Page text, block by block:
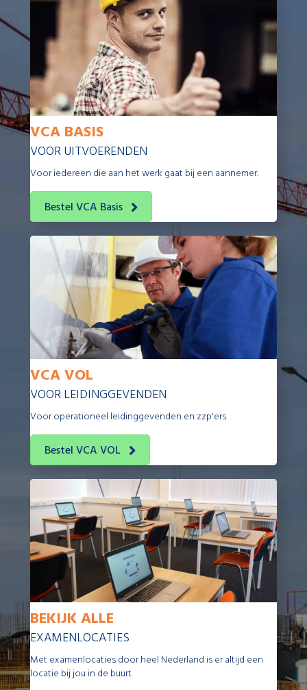
VCA BASIS
VOOR UITVOERENDEN
Voor iedereen die aan het werk gaat bij een aannemer.
Bestel VCA Basis
VCA VOL
VOOR LEIDINGGEVENDEN
Voor operationeel leidinggevenden en zzp'ers.
Bestel VCA VOL
BEKIJK ALLE
EXAMENLOCATIES
Met examenlocaties door heel Nederland is er altijd een
locatie bij jou in de buurt.